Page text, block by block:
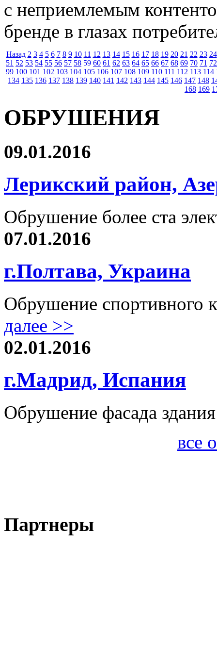
с неприемлемым
бренде в глазах
Назад 2 3 4 5 6 7 8 9 10 11 12 13 14 15 16 17 18 19 20 21 22 23 24
51 52 53 54 55 56 57 58 59 60 61 62 63 64 65 66 67 68 69 70 71 72
99 100 101 102 103 104 105 106 107 108 109 110 111 112 113 114
134 135 136 137 138 139 140 141 142 143 144 145 146 147 148
168 169
ОБРУШЕНИЯ
09.01.2016
Лерикский район,
Обрушение более ста
07.01.2016
г.Полтава, Украина
Обрушение спортивного
далее >>
02.01.2016
г.Мадрид, Испания
Обрушение фасада
все
Партнеры